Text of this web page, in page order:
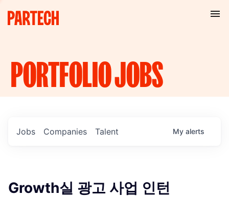
PORTFOLIOJOBS
Jobs Companies Talent My alerts
Growth실 광고 사업 인턴